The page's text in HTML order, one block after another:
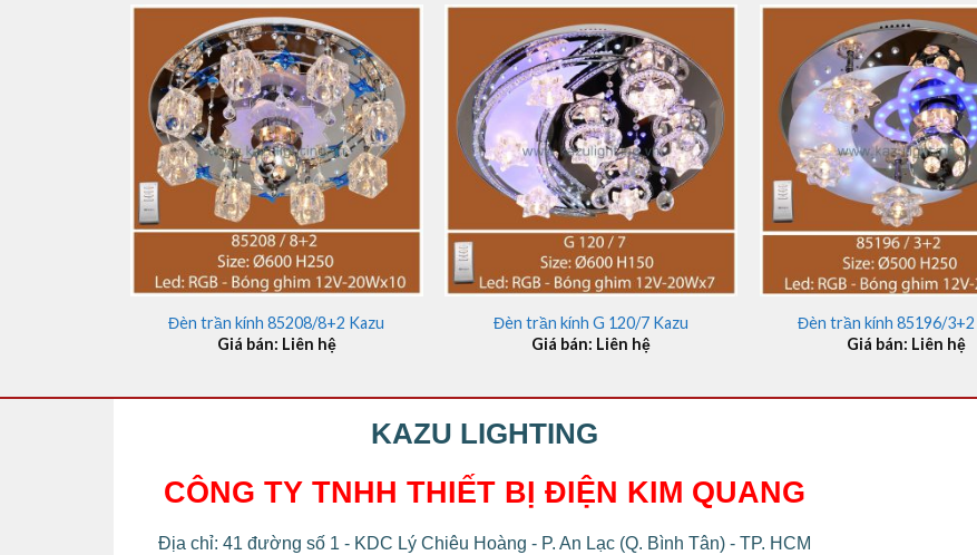
+
Đèn trần kính 85208/8+2 Kazu
Giá bán: Liên hệ
Đèn trần kính G 120/7 Kazu
Giá bán: Liên hệ
+
Đèn trần kính 85196/3+2
Giá bán: Liên hệ
KAZU LIGHTING
CÔNG TY TNHH THIẾT BỊ ĐIỆN KIM QUANG
Địa chỉ: 41 đường số 1 - KDC Lý Chiêu Hoàng - P. An Lạc (Q. Bình Tân) - TP. HCM